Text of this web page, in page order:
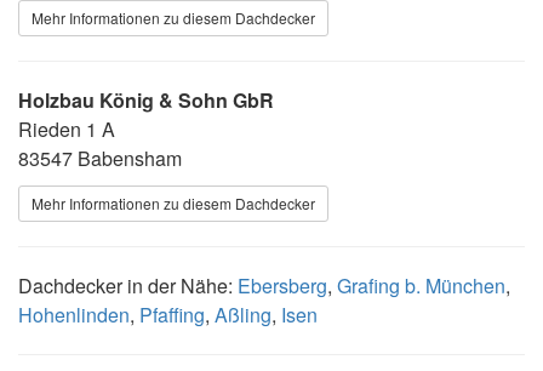
Mehr Informationen zu diesem Dachdecker
Holzbau König & Sohn GbR
Rieden 1 A
83547 Babensham
Mehr Informationen zu diesem Dachdecker
Dachdecker in der Nähe: Ebersberg, Grafing b. München,
Hohenlinden, Pfaffing, Aßling, Isen